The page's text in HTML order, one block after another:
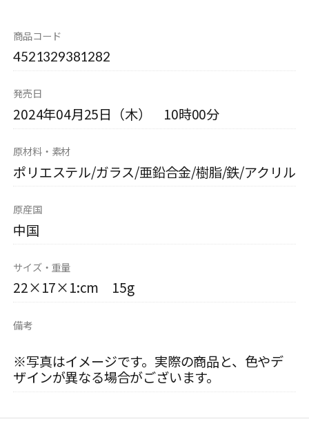
商品コード
4521329381282
発売日
2024年04月25日（木） 10時00分
原材料・素材
ポリエステル/ガラス/亜鉛合金/樹脂/鉄/アクリル
原産国
中国
サイズ・重量
22×17×1:cm 15g
備考
※写真はイメージです。実際の商品と、色やデ
ザインが異なる場合がございます。